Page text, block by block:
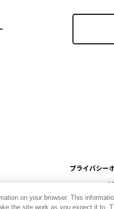
プライバシー
on your browser. This
the site work as you expect it to.